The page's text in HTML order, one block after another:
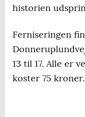
historien
Ferniseringen
13 til 17. Alle er
koster 75 kroner.